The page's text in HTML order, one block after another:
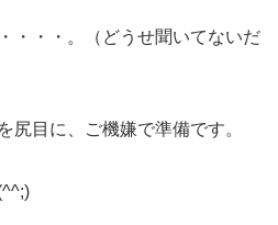
・・・。（どうせ聞いてないだ
尻目に、ご機嫌で準備です。